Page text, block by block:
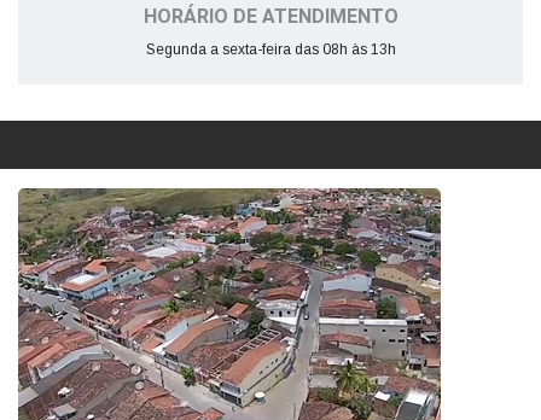
HORÁRIO DE ATENDIMENTO
Segunda a sexta-feira das 08h às 13h